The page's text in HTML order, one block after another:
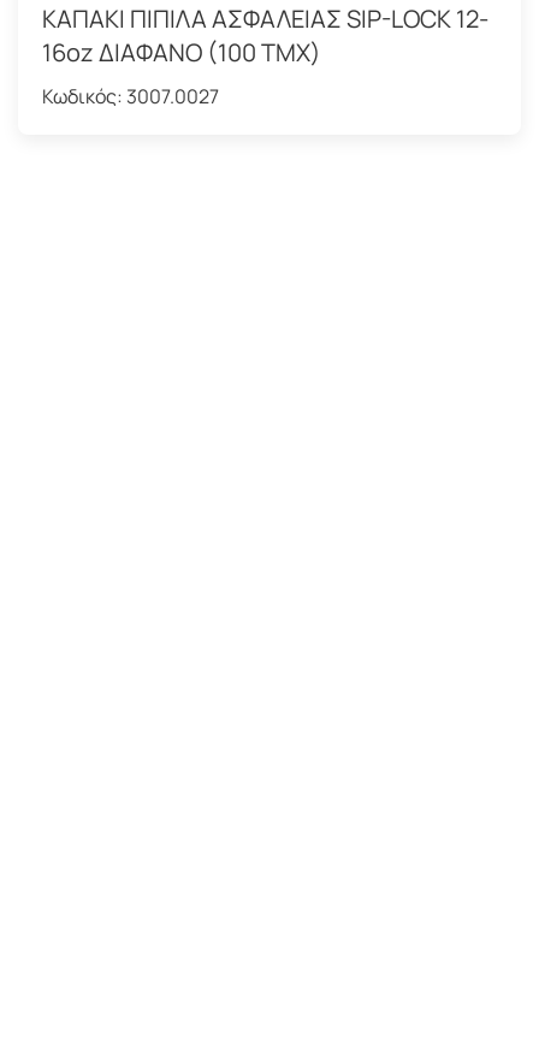
ΚΑΠΑΚΙ ΠΙΠΙΛΑ ΑΣΦΑΛΕΙΑΣ SIP-LOCK 12-
16oz ΔΙΑΦΑΝΟ (100 ΤΜΧ)
Κωδικός: 3007.0027